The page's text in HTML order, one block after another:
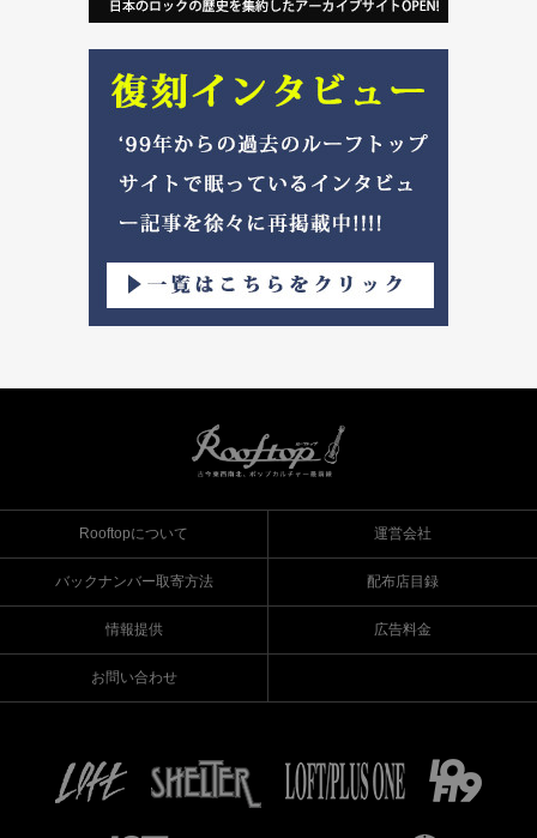
Rooftopについて 運営会社
バックナンバー取寄方法 配布店目録
情報提供 広告料金
お問い合わせ